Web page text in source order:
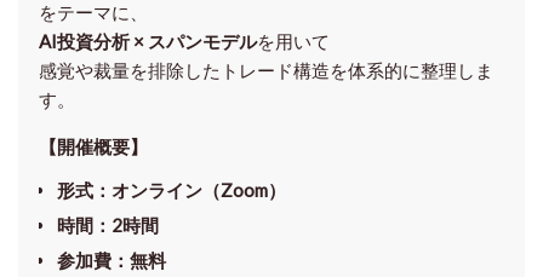
をテーマに、
AI投資分析 × スパンモデルを用いて
感覚や裁量を排除したトレード構造を体系的に整理しま
す。
【開催概要】
形式：オンライン（Zoom）
時間：2時間
参加費：無料